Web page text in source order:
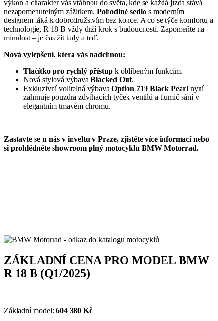
výkon a charakter vás vtáhnou do světa, kde se každá jízda stává
nezapomenutelným zážitkem. Pohodlné sedlo s moderním
designem láká k dobrodružstvím bez konce. A co se týče komfortu a
technologie, R 18 B vždy drží krok s budoucností. Zapomeňte na
minulost – je čas žít tady a teď.
Nová vylepšení, která vás nadchnou:
Tlačítko pro rychlý přístup k oblíbeným funkcím.
Nová stylová výbava Blacked Out.
Exkluzivní volitelná výbava Option 719 Black Pearl nyní
zahrnuje pouzdra zdvihacích tyček ventilů a tlumič sání v
elegantním tmavém chromu.
Zastavte se u nás v inveltu v Praze, zjistěte více informací nebo
si prohlédněte showroom plný motocyklů BMW Motorrad.
ZÁKLADNÍ CENA PRO MODEL BMW
R 18 B (Q1/2025)
Základní model: 604 380 Kč